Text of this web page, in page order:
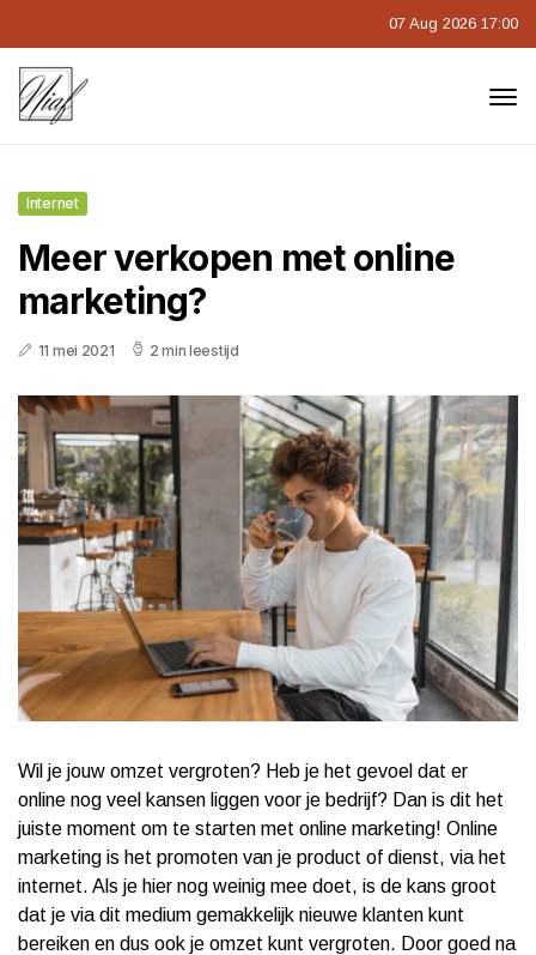
07 Aug 2026 17:00
Internet
Meer verkopen met online
marketing?
11 mei 2021 2 min leestijd
Wil je jouw omzet vergroten? Heb je het gevoel dat er
online nog veel kansen liggen voor je bedrijf? Dan is dit het
juiste moment om te starten met online marketing! Online
marketing is het promoten van je product of dienst, via het
internet. Als je hier nog weinig mee doet, is de kans groot
dat je via dit medium gemakkelijk nieuwe klanten kunt
bereiken en dus ook je omzet kunt vergroten. Door goed na